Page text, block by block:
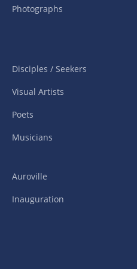
Photographs
Disciples / Seekers
Visual Artists
Poets
Musicians
Auroville
Inauguration